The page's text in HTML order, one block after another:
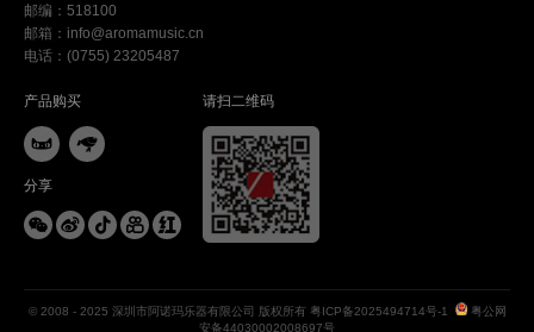
邮编：518100
邮箱：info@aromamusic.cn
电话：(0755) 23205487
产品购买
 
分享
    
请扫二维码
© 2008 - 2025 深圳市阿诺玛乐器有限公司 版权所有 粤ICP备2025494714号-1
粤公网
安备44030002008697号